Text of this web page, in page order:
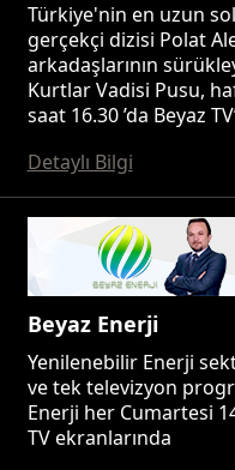
Türkiye'nin en uzun
gerçekçi dizisi Polat
arkadaşlarının
Kurtlar Vadisi Pusu,
saat 16.30 ’da Beyaz
Detaylı Bilgi
Beyaz Enerji
Yenilenebilir Enerji
ve tek televizyon
Enerji her Cumartesi
TV ekranlarında